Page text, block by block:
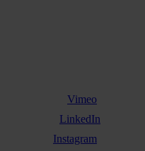
Vimeo
LinkedIn
Instagram